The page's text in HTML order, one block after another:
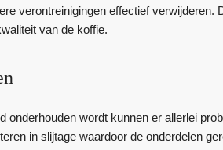
verontreinigingen effectief
van de koffie.
onderhouden wordt kunnen er allerlei
in slijtage waardoor de onderdelen